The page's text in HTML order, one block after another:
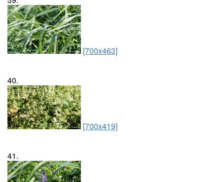
[700x463]
40.
[700x419]
41.